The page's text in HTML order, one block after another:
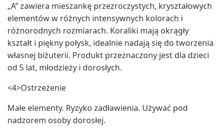
„A” zawiera mieszankę przezroczystych, kryształowych
elementów w różnych intensywnych kolorach i
różnorodnych rozmiarach. Koraliki mają okrągły
kształt i piękny połysk, idealnie nadają się do tworzenia
własnej biżuterii. Produkt przeznaczony jest dla dzieci
od 5 lat, młodzieży i dorosłych.
<4>Ostrzeżenie
Małe elementy. Ryzyko zadławienia. Używać pod
nadzorem osoby dorosłej.